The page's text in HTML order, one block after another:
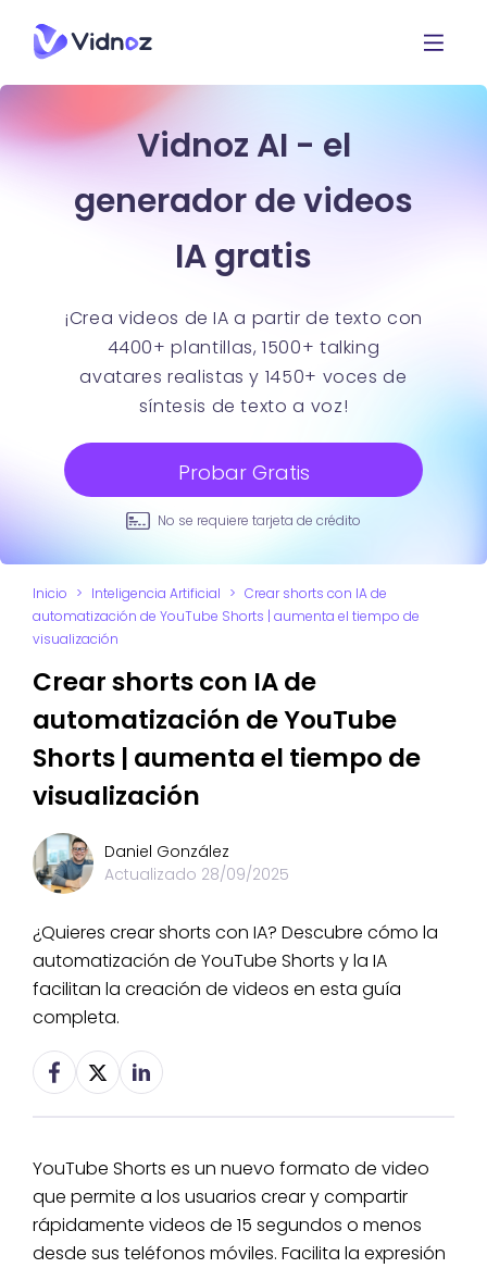
Vidnoz AI - el
generador de videos
IA gratis
¡Crea videos de IA a partir de texto con
4400+ plantillas, 1500+ talking
avatares realistas y 1450+ voces de
síntesis de texto a voz!
Probar Gratis
No se requiere tarjeta de crédito
Inicio > Inteligencia Artificial > Crear shorts con IA de
automatización de YouTube Shorts | aumenta el tiempo de
visualización
Crear shorts con IA de
automatización de YouTube
Shorts | aumenta el tiempo de
visualización
Daniel González
Actualizado 28/09/2025
¿Quieres crear shorts con IA? Descubre cómo la
automatización de YouTube Shorts y la IA
facilitan la creación de videos en esta guía
completa.
YouTube Shorts es un nuevo formato de video
que permite a los usuarios crear y compartir
rápidamente videos de 15 segundos o menos
desde sus teléfonos móviles. Facilita la expresión